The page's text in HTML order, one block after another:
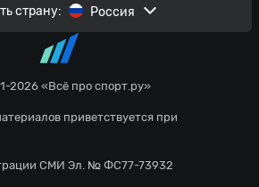
2026 «Всё про спорт.ру»
приветствуется при
СМИ Эл. № ФС77-73932
страну: Россия